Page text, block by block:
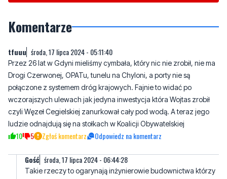
Przez 26 lat w Gdyni mieliśmy cymbała, który nic nie zrobił, nie ma
połączone z systemem dróg krajowych. Fajnie to widać po
wczorajszych ulewach jak jedyna inwestycja która Wojtas zrobił
czyli Węzeł Cegielskiej zanurkował cały pod wodą. A teraz jego
ludzie odnajdują się na stołkach w Koalicji Obywatelskiej
10 5 Zgłoś komentarz Odpowiedz na komentarz
Gość środa, 17 lipca 2024 - 06:44:28
Takie rzeczy to ogarynają inżynierowie budownictwa którzy
burmistrzowie czy wójtowie. Więc pretensje i żale nie pod ten
adres niestety